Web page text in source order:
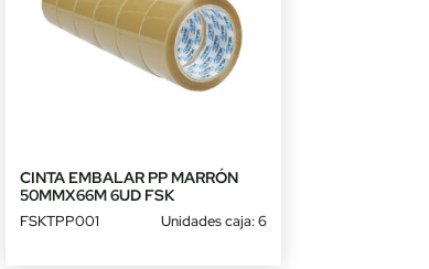
CINTA EMBALAR PP MARRÓN
50MMX66M 6UD FSK
FSKTPP001 Unidades caja: 6